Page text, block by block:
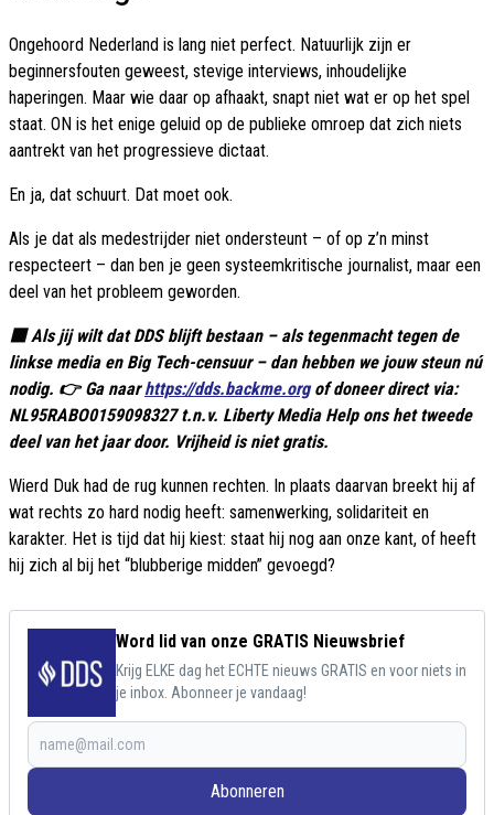
Ongehoord Nederland is lang niet perfect. Natuurlijk zijn er
beginnersfouten geweest, stevige interviews, inhoudelijke
haperingen. Maar wie daar op afhaakt, snapt niet wat er op het spel
staat. ON is het enige geluid op de publieke omroep dat zich niets
aantrekt van het progressieve dictaat.
En ja, dat schuurt. Dat moet ook.
Als je dat als medestrijder niet ondersteunt – of op z’n minst
respecteert – dan ben je geen systeemkritische journalist, maar een
deel van het probleem geworden.
🟥 Als jij wilt dat DDS blijft bestaan – als tegenmacht tegen de
linkse media en Big Tech-censuur – dan hebben we jouw steun nú
nodig. 👉 Ga naarhttps://dds.backme.orgof doneer direct via:
NL95RABO0159098327 t.n.v. Liberty Media Help ons het tweede
deel van het jaar door. Vrijheid is niet gratis.
Wierd Duk had de rug kunnen rechten. In plaats daarvan breekt hij af
wat rechts zo hard nodig heeft: samenwerking, solidariteit en
karakter. Het is tijd dat hij kiest: staat hij nog aan onze kant, of heeft
hij zich al bij het “blubberige midden” gevoegd?
Word lid van onze GRATIS Nieuwsbrief
Krijg ELKE dag het ECHTE nieuws GRATIS en voor niets in
je inbox. Abonneer je vandaag!
Abonneren